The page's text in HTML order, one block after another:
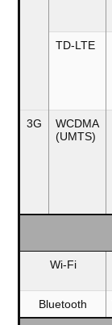
TD-LTE
3G
WCDMA
(UMTS)
Wi-Fi
Bluetooth